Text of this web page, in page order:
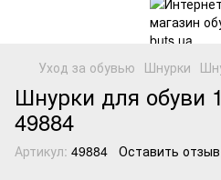
Уход за обувью Шнурки
Шнурки для обуви
49884
Артикул: 49884 Оставить отзыв